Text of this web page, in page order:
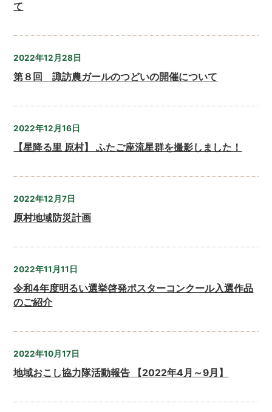
て
2022年12月28日
第８回 諏訪農ガールのつどいの開催について
2022年12月16日
【星降る里 原村】 ふたご座流星群を撮影しました！
2022年12月7日
原村地域防災計画
2022年11月11日
令和4年度明るい選挙啓発ポスターコンクール入選作品
のご紹介
2022年10月17日
地域おこし協力隊活動報告 【2022年4月～9月】